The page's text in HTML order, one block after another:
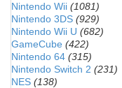
Nintendo Wii (1081)
Nintendo 3DS (929)
Nintendo Wii U (682)
GameCube (422)
Nintendo 64 (315)
Nintendo Switch 2 (231)
NES (138)